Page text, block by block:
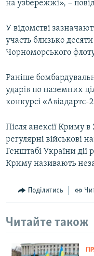
на узбережжі», –
У відомстві
участь близько десяти
Чорноморського флоту
Раніше
ударів по наземних
конкурсі «Авіадартс-
Після анексії Криму в
регулярні військові
Генштабі України дії
Криму називають
Поділитись
Читайте також